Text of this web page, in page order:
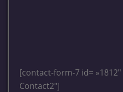
[contact-form-7 id=
Contact2″]